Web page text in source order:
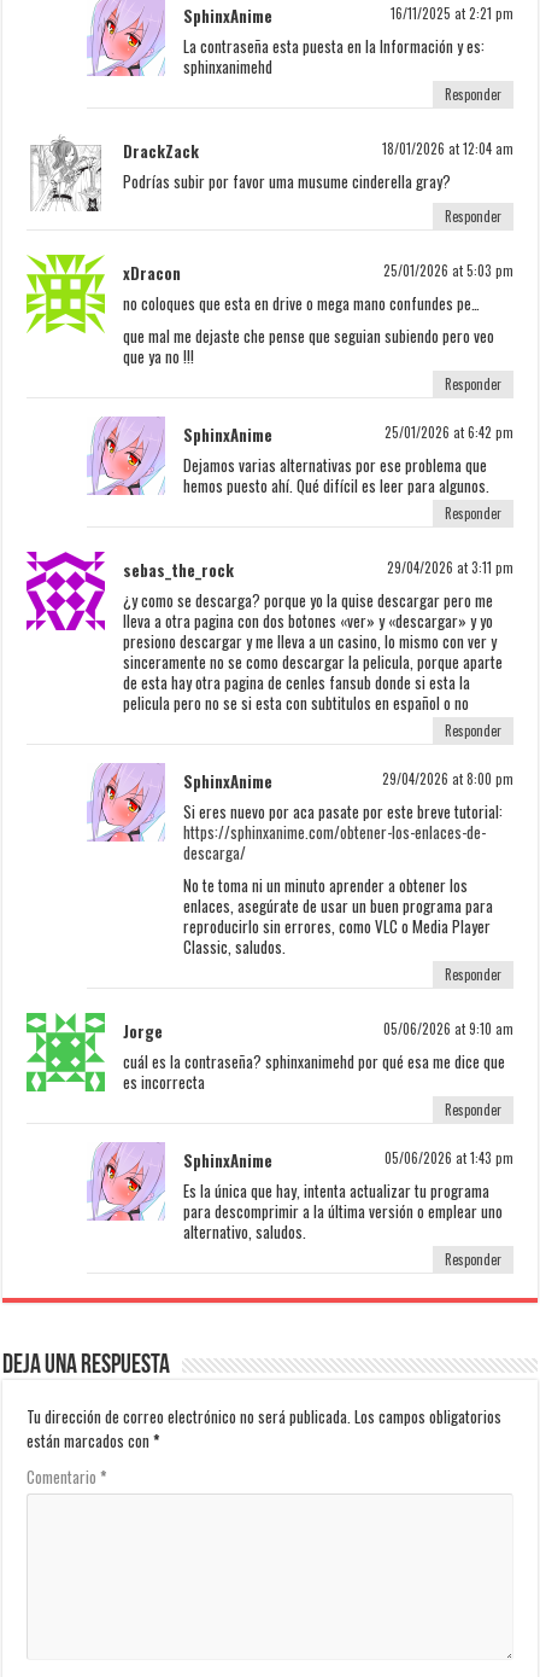
SphinxAnime 16/11/2025 at 2:21 pm
La contraseña esta puesta en la Información y es:
sphinxanimehd
Responder
DrackZack 18/01/2026 at 12:04 am
Podrías subir por favor uma musume cinderella gray?
Responder
xDracon 25/01/2026 at 5:03 pm
no coloques que esta en drive o mega mano confundes pe…
que mal me dejaste che pense que seguian subiendo pero veo
que ya no !!!
Responder
SphinxAnime 25/01/2026 at 6:42 pm
Dejamos varias alternativas por ese problema que
hemos puesto ahí. Qué difícil es leer para algunos.
Responder
sebas_the_rock 29/04/2026 at 3:11 pm
¿y como se descarga? porque yo la quise descargar pero me
lleva a otra pagina con dos botones «ver» y «descargar» y yo
presiono descargar y me lleva a un casino, lo mismo con ver y
sinceramente no se como descargar la pelicula, porque aparte
de esta hay otra pagina de cenles fansub donde si esta la
pelicula pero no se si esta con subtitulos en español o no
Responder
SphinxAnime 29/04/2026 at 8:00 pm
Si eres nuevo por aca pasate por este breve tutorial:
https://sphinxanime.com/obtener-los-enlaces-de-
descarga/
No te toma ni un minuto aprender a obtener los
enlaces, asegúrate de usar un buen programa para
reproducirlo sin errores, como VLC o Media Player
Classic, saludos.
Responder
Jorge 05/06/2026 at 9:10 am
cuál es la contraseña? sphinxanimehd por qué esa me dice que
es incorrecta
Responder
SphinxAnime 05/06/2026 at 1:43 pm
Es la única que hay, intenta actualizar tu programa
para descomprimir a la última versión o emplear uno
alternativo, saludos.
Responder
Deja una respuesta
Tu dirección de correo electrónico no será publicada. Los campos obligatorios
están marcados con*
Comentario*